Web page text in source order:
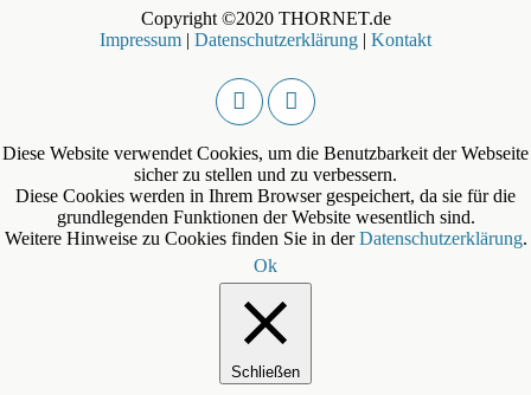
Copyright ©2020 THORNET.de
Impressum | Datenschutzerklärung | Kontakt
Diese Website verwendet Cookies, um die Benutzbarkeit der Webseite
sicher zu stellen und zu verbessern.
Diese Cookies werden in Ihrem Browser gespeichert, da sie für die
grundlegenden Funktionen der Website wesentlich sind.
Weitere Hinweise zu Cookies finden Sie in derDatenschutzerklärung.
Ok
Schließen